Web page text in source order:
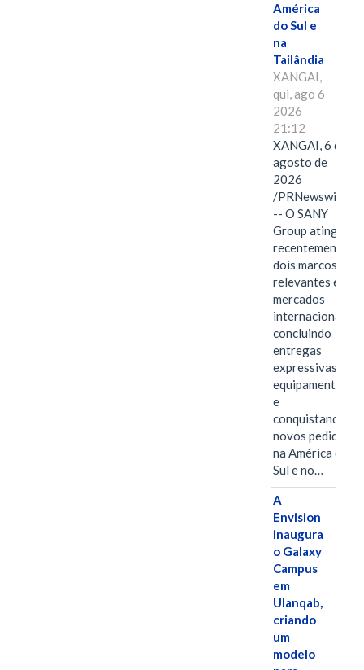
América
do Sul e
na
Tailândia
XANGAI,
qui, ago 6
2026
21:12
XANGAI, 6 de
agosto de
2026
/PRNewswire/
-- O SANY
Group atingiu
recentemente
dois marcos
relevantes em
mercados
internacionais,
concluindo
entregas
expressivas de
equipamentos
e
conquistando
novos pedidos
na América do
Sul e no…
A
Envision
inaugura
o Galaxy
Campus
em
Ulanqab,
criando
um
modelo